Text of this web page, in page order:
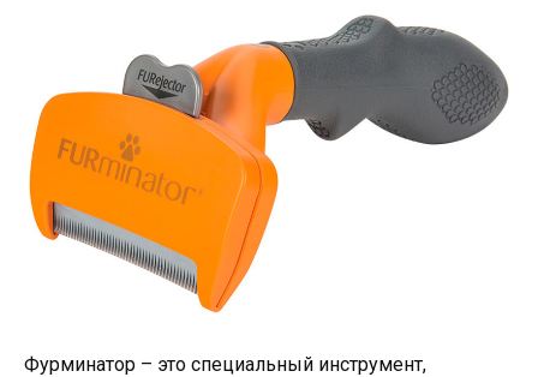
Фурминатор – это специальный инструмент,